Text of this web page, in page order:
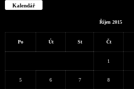
Kalendář
Říjen 2015
Po Út St Čt
1
5 6 7 8